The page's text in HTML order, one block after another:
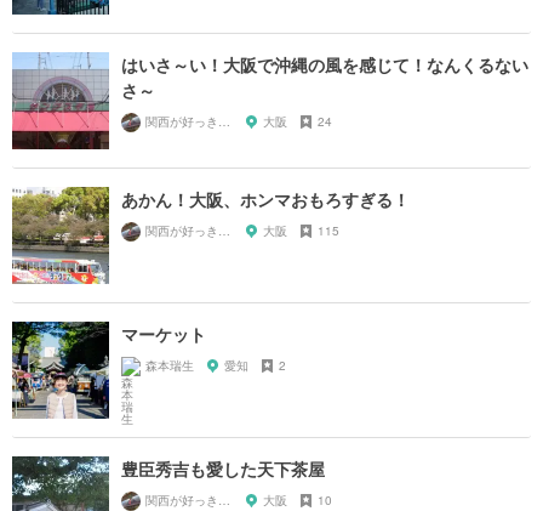
はいさ～い！大阪で沖縄の風を感じて！なんくるない
さ～
関西が好っきゃねん 大阪 24
あかん！大阪、ホンマおもろすぎる！
関西が好っきゃねん 大阪 115
マーケット
森本瑞生 愛知 2
豊臣秀吉も愛した天下茶屋
関西が好っきゃねん 大阪 10